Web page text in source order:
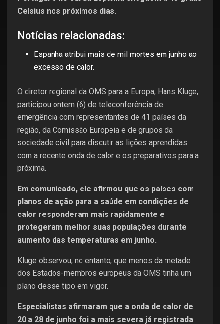
Celsius nos próximos dias.
Notícias relacionadas:
Espanha atribui mais de mil mortes em junho ao
excesso de calor.
O diretor regional da OMS para a Europa, Hans Kluge,
participou ontem (6) de teleconferência de
emergência com representantes de 41 países da
região, da Comissão Europeia e de grupos da
sociedade civil para discutir as lições aprendidas
com a recente onda de calor e os preparativos para a
próxima.
Em comunicado, ele afirmou que os países com
planos de ação para a saúde em condições de
calor responderam mais rapidamente e
protegeram melhor suas populações durante
aumento das temperaturas em junho.
Kluge observou, no entanto, que menos da metade
dos Estados-membros europeus da OMS tinha um
plano desse tipo em vigor.
Especialistas afirmaram que a onda de calor de
20 a 28 de junho foi a mais severa já registrada